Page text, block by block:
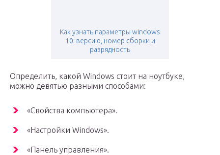
Как узнать параметры windows
10: версию, номер сборки и
разрядность
Определить, какой Windows стоит на ноутбуке,
можно девятью разными способами:
«Свойства компьютера».
«Настройки Windows».
«Панель управления».